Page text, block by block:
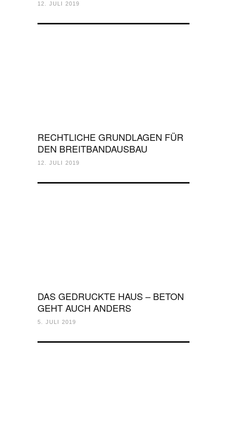
12. JULI 2019
RECHTLICHE GRUNDLAGEN FÜR
DEN BREITBANDAUSBAU
12. JULI 2019
DAS GEDRUCKTE HAUS – BETON
GEHT AUCH ANDERS
5. JULI 2019